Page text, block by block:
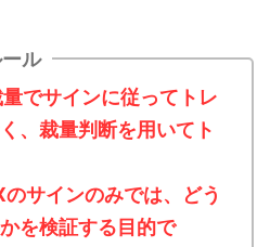
ル
でサインに従ってトレ
、裁量判断を用いてト
サインのみでは、どう
を検証する目的で